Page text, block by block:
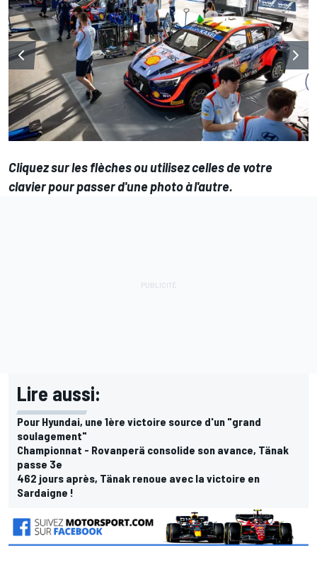
Cliquez sur les flèches ou utilisez celles de votre
clavier pour passer d'une photo à l'autre.
Lire aussi:
Pour Hyundai, une 1ère victoire source d'un "grand
soulagement"
Championnat - Rovanperä consolide son avance, Tänak
passe 3e
462 jours après, Tänak renoue avec la victoire en
Sardaigne !